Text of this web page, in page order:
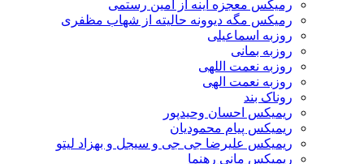
رمیکس معجزه اینه از امین رستمی
رمیکس مگه دیوونه حالیته از شهاب مظفری
روزبه اسماعیلی
روزبه بمانی
روزبه نعمت اللهی
روزبه نعمت الهی
روناک بند
ریمیکس احسان وحیدپور
ریمیکس پیام محمودیان
ریمیکس علیرضا جی جی و سیجل و بهزاد لیتو
ریمیکس مانی رهنما